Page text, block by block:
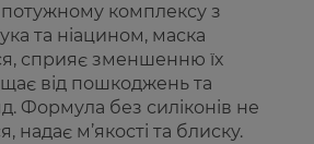
потужному комплексу з
та ніацином, маска
сприяє зменшенню їх
від пошкоджень та
Формула без силіконів не
надає м’якості та блиску.